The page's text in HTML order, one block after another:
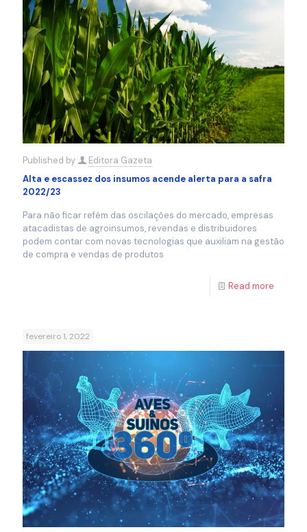
Published by
Editora Gazeta
Alta e escassez dos insumos acende alerta para a safra
2022/23
Para não ficar refém das oscilações do mercado, empresas
atacadistas de agroinsumos, revendas e distribuidores
podem contar com novas tecnologias que auxiliam na gestão
de compra e vendas de produtos
Read more
fevereiro 1, 2022